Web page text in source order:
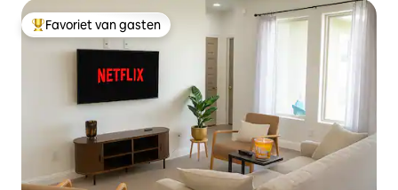
Topfavoriet van gasten
Favoriet van gasten